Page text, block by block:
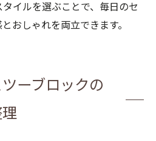
イルを選ぶことで、毎日のセ
おしゃれを両立できます。
ーブロックの